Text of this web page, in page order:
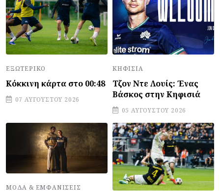
ΕΞΩΤΕΡΙΚΌ
Κόκκινη κάρτα στο 00:48
07 ΑΥΓΟΎΣΤΟΥ 2026
ΚΗΦΙΣΙΆ
Τζον Ντε Λουίς: Ένας
Βάσκος στην Κηφισιά
05 ΑΥΓΟΎΣΤΟΥ 2026
ΜΌΔΑ & ΕΜΦΑΝΊΣΕΙΣ